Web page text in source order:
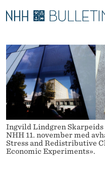
S
K
A
R
P
E
D
D
O
V
E
D
M
E
N
Y
Ø
K
I
N
E
T
T
S
T
E
T
Stipendiater og nye
Disputaser
Ekspertutvalg
Om Bulletin
Ingvild Lindgren
NHH 11. november med
Stress and Redistributive
Economic Experiments».